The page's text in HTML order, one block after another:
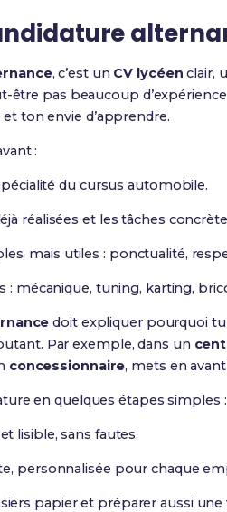
, c’est un CV lycéen clair,
être pas beaucoup
et ton envie d’apprendre.
:
du cursus automobile.
réalisées et les tâches
mais utiles : ponctualité,
: mécanique, tuning, karting,
doit expliquer pourquoi tu
Par exemple, dans un
concessionnaire, mets en
en quelques étapes simples :
lisible, sans fautes.
personnalisée pour chaque
papier et préparer aussi une